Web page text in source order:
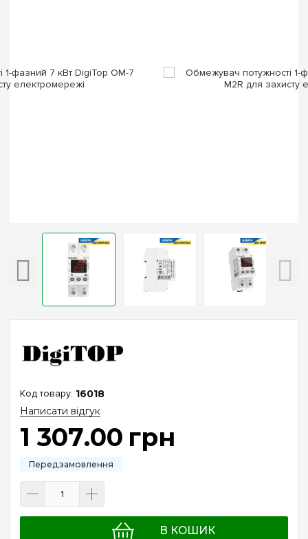
16018
Написати відгук
1 307.00 грн
В КОШИК